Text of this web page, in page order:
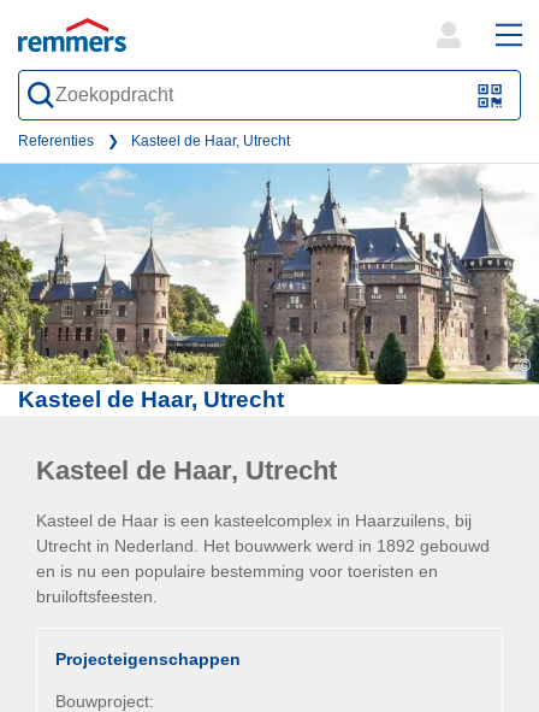
QR-
oder
form
Referenties Kasteel de Haar, Utrecht
©
Kasteel de Haar, Utrecht
Kasteel de Haar, Utrecht
Kasteel de Haar is een kasteelcomplex in Haarzuilens, bij
Utrecht in Nederland. Het bouwwerk werd in 1892 gebouwd
en is nu een populaire bestemming voor toeristen en
bruiloftsfeesten.
Projecteigenschappen
Bouwproject: